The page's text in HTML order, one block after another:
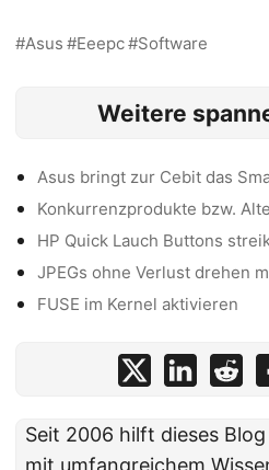
Asus Eeepc Software
Weitere
Asus bringt zur Cebit das
Konkurrenzprodukte bzw.
HP Quick Lauch Buttons
JPEGs ohne Verlust drehen
FUSE im Kernel aktivieren
Seit 2006 hilft dieses
mit umfangreichem